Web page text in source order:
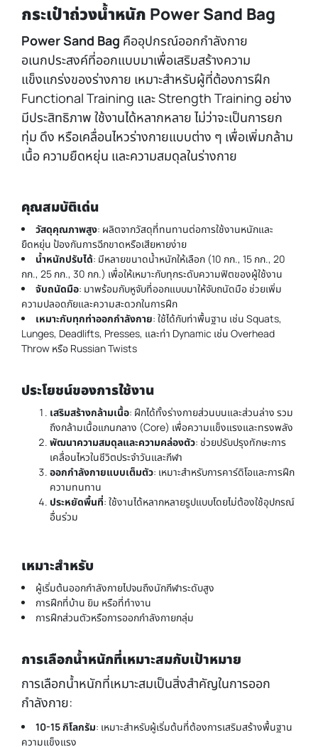
กระเป๋าถ่วงน้ำหนัก Power Sand Bag
Power Sand Bag คืออุปกรณ์ออกกำลังกาย
อเนกประสงค์ที่ออกแบบมาเพื่อเสริมสร้างความ
แข็งแกร่งของร่างกาย เหมาะสำหรับผู้ที่ต้องการฝึก
Functional Training และ Strength Training อย่าง
มีประสิทธิภาพ ใช้งานได้หลากหลาย ไม่ว่าจะเป็นการยก
ทุ่ม ดึง หรือเคลื่อนไหวร่างกายแบบต่าง ๆ เพื่อเพิ่มกล้าม
เนื้อ ความยืดหยุ่น และความสมดุลในร่างกาย
คุณสมบัติเด่น
วัสดุคุณภาพสูง: ผลิตจากวัสดุที่ทนทานต่อการใช้งานหนักและ
ยืดหยุ่น ป้องกันการฉีกขาดหรือเสียหายง่าย
น้ำหนักปรับได้: มีหลายขนาดน้ำหนักให้เลือก (10 กก., 15 กก., 20
กก., 25 กก., 30 กก.) เพื่อให้เหมาะกับทุกระดับความฟิตของผู้ใช้งาน
จับถนัดมือ: มาพร้อมกับหูจับที่ออกแบบมาให้จับถนัดมือ ช่วยเพิ่ม
ความปลอดภัยและความสะดวกในการฝึก
เหมาะกับทุกท่าออกกำลังกาย: ใช้ได้กับท่าพื้นฐาน เช่น Squats,
Lunges, Deadlifts, Presses, และท่า Dynamic เช่น Overhead
Throw หรือ Russian Twists
ประโยชน์ของการใช้งาน
เสริมสร้างกล้ามเนื้อ: ฝึกได้ทั้งร่างกายส่วนบนและส่วนล่าง รวม
ถึงกล้ามเนื้อแกนกลาง (Core) เพื่อความแข็งแรงและทรงพลัง
พัฒนาความสมดุลและความคล่องตัว: ช่วยปรับปรุงทักษะการ
เคลื่อนไหวในชีวิตประจำวันและกีฬา
ออกกำลังกายแบบเต็มตัว: เหมาะสำหรับการคาร์ดิโอและการฝึก
ความทนทาน
ประหยัดพื้นที่: ใช้งานได้หลากหลายรูปแบบโดยไม่ต้องใช้อุปกรณ์
อื่นร่วม
เหมาะสำหรับ
ผู้เริ่มต้นออกกำลังกายไปจนถึงนักกีฬาระดับสูง
การฝึกที่บ้าน ยิม หรือที่ทำงาน
การฝึกส่วนตัวหรือการออกกำลังกายกลุ่ม
การเลือกน้ำหนักที่เหมาะสมกับเป้าหมาย
การเลือกน้ำหนักที่เหมาะสมเป็นสิ่งสำคัญในการออก
กำลังกาย:
10-15 กิโลกรัม: เหมาะสำหรับผู้เริ่มต้นที่ต้องการเสริมสร้างพื้นฐาน
ความแข็งแรง